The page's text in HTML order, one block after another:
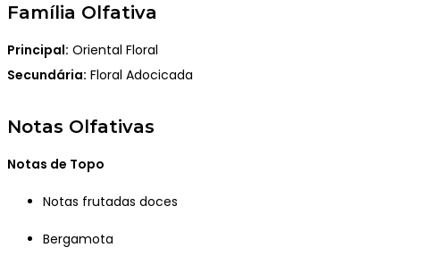
Família Olfativa
Principal: Oriental Floral
Secundária: Floral Adocicada
Notas Olfativas
Notas de Topo
Notas frutadas doces
Bergamota